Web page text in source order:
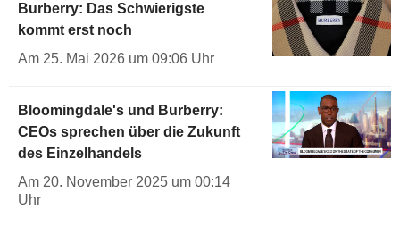
Burberry: Das Schwierigste
kommt erst noch
Am 25. Mai 2026 um 09:06 Uhr
Bloomingdale's und Burberry:
CEOs sprechen über die Zukunft
des Einzelhandels
Am 20. November 2025 um 00:14
Uhr